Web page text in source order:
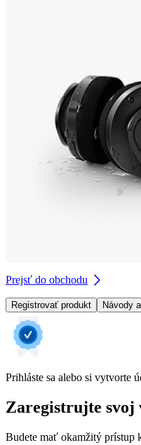
Prejsť do obchodu
Registrovať produkt Návody
Prihláste sa alebo si vytvorte
Zaregistrujte svoj
Budete mať okamžitý prístup